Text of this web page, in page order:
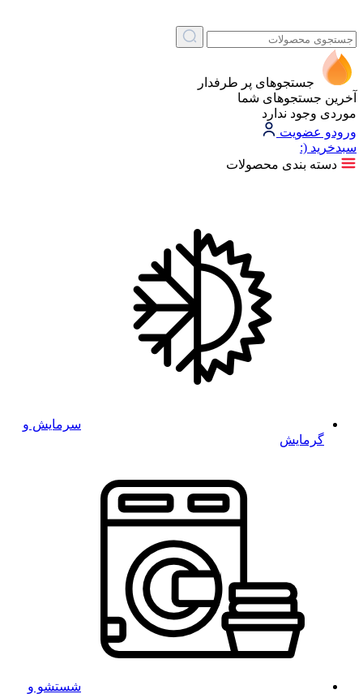
جستجوهای پر طرفدار
آخرین جستجوهای شما
موردی وجود ندارد
ورودو عضویت
سبد‌خرید (:
دسته بندی محصولات
سرمایش و
گرمایش
شستشو و